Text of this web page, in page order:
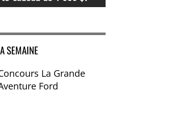
SEMAINE
La Grande
Ford